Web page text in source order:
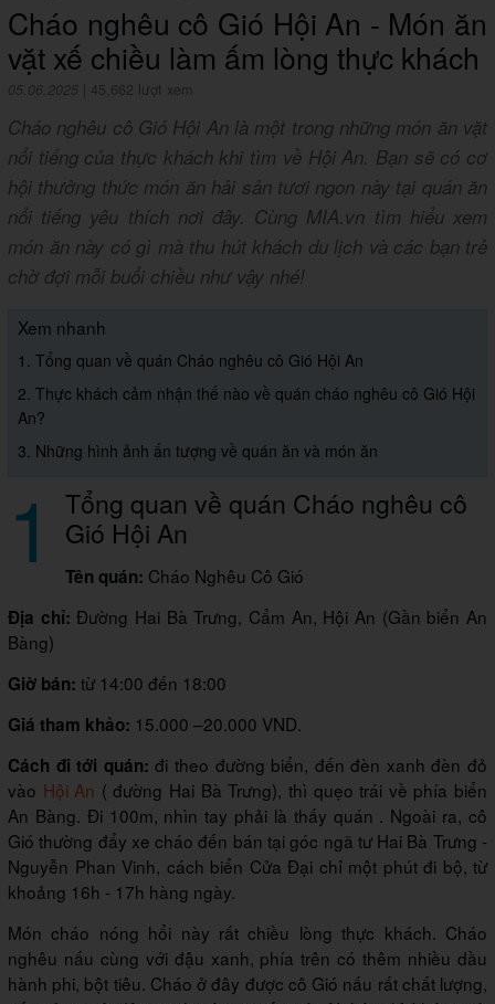
Cháo nghêu cô Gió Hội An - Món ăn
vặt xế chiều làm ấm lòng thực khách
05.06.2025 45,662 lượt xem
Cháo nghêu cô Gió Hội An là một trong những món ăn vặt
nổi tiếng của thực khách khi tìm về Hội An. Bạn sẽ có cơ
hội thưởng thức món ăn hải sản tươi ngon này tại quán ăn
nổi tiếng yêu thích nơi đây. Cùng MIA.vn tìm hiểu xem
món ăn này có gì mà thu hút khách du lịch và các bạn trẻ
chờ đợi mỗi buổi chiều như vậy nhé!
Xem nhanh
1. Tổng quan về quán Cháo nghêu cô Gió Hội An
2. Thực khách cảm nhận thế nào về quán cháo nghêu cô Gió Hội
An?
3. Những hình ảnh ấn tượng về quán ăn và món ăn
1 Tổng quan về quán Cháo nghêu cô
Gió Hội An
Tên quán: Cháo Nghêu Cô Gió
Địa chỉ: Đường Hai Bà Trưng, Cẩm An, Hội An (Gần biển An
Bàng)
Giờ bán: từ 14:00 đến 18:00
Giá tham khảo: 15.000 –20.000 VND.
Cách đi tới quán: đi theo đường biển, đến đèn xanh đèn đỏ
vào Hội An ( đường Hai Bà Trưng), thì quẹo trái về phía biển
An Bàng. Đi 100m, nhìn tay phải là thấy quán . Ngoài ra, cô
Gió thường đẩy xe cháo đến bán tại góc ngã tư Hai Bà Trưng -
Nguyễn Phan Vinh, cách biển Cửa Đại chỉ một phút đi bộ, từ
khoảng 16h - 17h hàng ngày.
Món cháo nóng hổi này rất chiều lòng thực khách. Cháo
nghêu nấu cùng với đậu xanh, phía trên có thêm nhiều dầu
hành phi, bột tiêu. Cháo ở đây được cô Gió nấu rất chất lượng,